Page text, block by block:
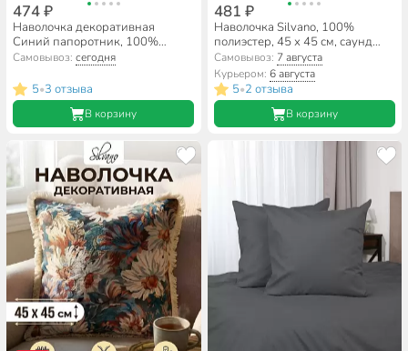
474 ₽
Наволочка декоративная
Синий папоротник, 100%
полиэстер, 40 х 40 см
Самовывоз:сегодня
5•3 отзыва
В корзину
481 ₽
Наволочка Silvano, 100%
полиэстер, 45 х 45 см, саунд
пудра
Самовывоз: 7 августа
Курьером: 6 августа
5•2 отзыва
В корзину